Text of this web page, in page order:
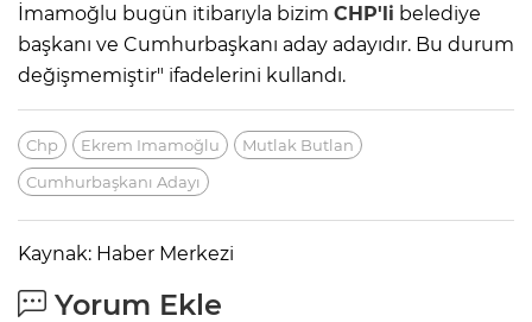
İmamoğlu bugün itibarıyla bizim CHP'li belediye
başkanı ve Cumhurbaşkanı aday adayıdır. Bu durum
değişmemiştir" ifadelerini kullandı.
Chp Ekrem Imamoğlu
Mutlak Butlan
Cumhurbaşkanı Adayı
Kaynak: Haber Merkezi
Yorum Ekle